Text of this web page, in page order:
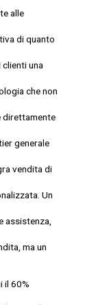
alle
di quanto
una
che non
direttamente
generale
vendita di
Un
assistenza,
ma un
il 60%